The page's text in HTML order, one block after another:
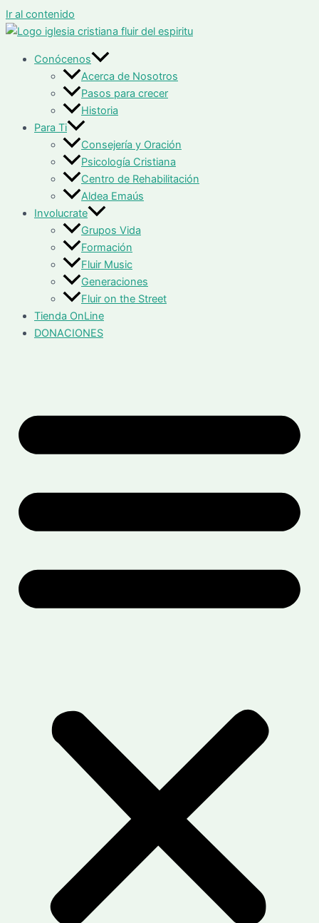
Ir al contenido
Conócenos
Acerca de Nosotros
Pasos para crecer
Historia
Para Ti
Consejería y Oración
Psicología Cristiana
Centro de Rehabilitación
Aldea Emaús
Involucrate
Grupos Vida
Formación
Fluir Music
Generaciones
Fluir on the Street
Tienda OnLine
DONACIONES